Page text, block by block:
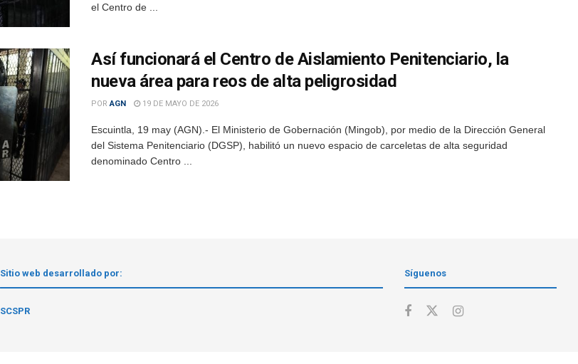
el Centro de ...
Así funcionará el Centro de Aislamiento Penitenciario, la
nueva área para reos de alta peligrosidad
POR AGN 19 DE MAYO DE 2026
Escuintla, 19 may (AGN).- El Ministerio de Gobernación (Mingob), por medio de la Dirección General
del Sistema Penitenciario (DGSP), habilitó un nuevo espacio de carceletas de alta seguridad
denominado Centro ...
Sitio web desarrollado por:
SCSPR
Síguenos